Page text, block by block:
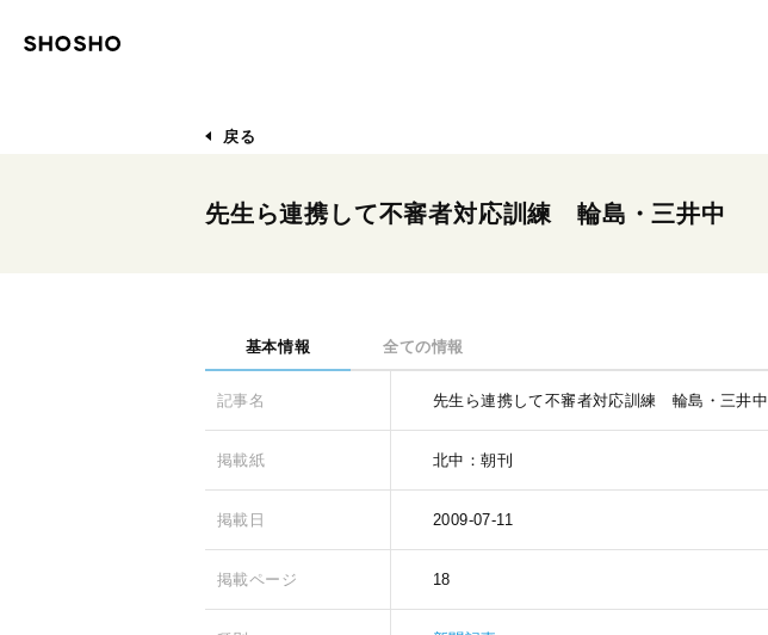
戻る
先生ら連携して不審者対応訓練 輪島・三井中
基本情報 全ての情報
記事名 先生ら連携して不審者対応訓練 輪島・三井中
掲載紙 北中：朝刊
掲載日 2009-07-11
掲載ページ 18